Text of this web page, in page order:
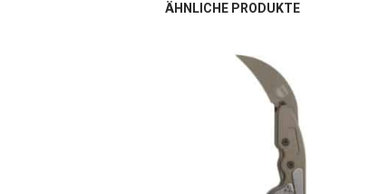
ÄHNLICHE PRODUKTE